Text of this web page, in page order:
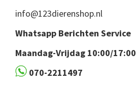
info@123dierenshop.nl
Whatsapp Berichten Service
Maandag-Vrijdag 10:00/17:00
070-2211497